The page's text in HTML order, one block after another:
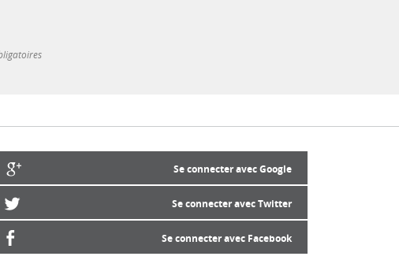
Se connecter avec Google
Se connecter avec Twitter
Se connecter avec Facebook